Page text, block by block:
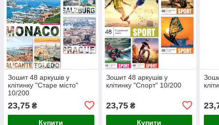
Зошит 48 аркушів у
клітинку "Старе місто"
10/200
23,75 ₴
Купити
Зошит 48 аркушів у
клітинку "Спорт" 10/200
23,75₴
Купити